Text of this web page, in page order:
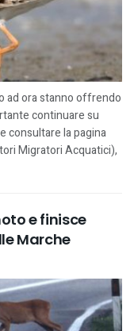
ad ora stanno offrendo
continuare su
consultare la pagina
Migratori Acquatici),
e finisce
Marche